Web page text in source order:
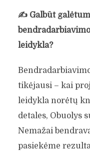
✍️ Galbūt
leidykla?
tikėjausi – kai
leidykla norėtų
detales, Obuolys
Nemažai
pasiekėme